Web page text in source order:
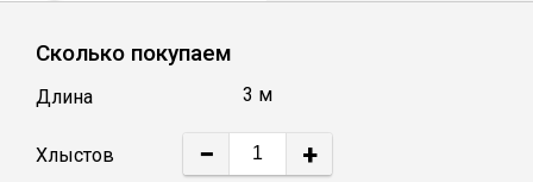
Катанка
Сколько покупаем
Длина 3 м
Хлыстов − +